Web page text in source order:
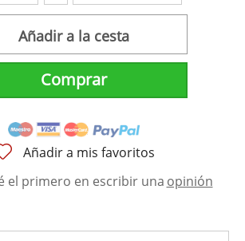
Añadir a la cesta
Comprar
Añadir a mis favoritos
el primero en escribir una opinión